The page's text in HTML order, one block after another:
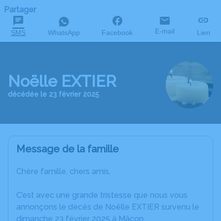
Partager
SMS WhatsApp Facebook E-mail Lien
Noëlle EXTIER
décédée le 23 février 2025
Message de la famille
Chère famille, chers amis,
C’est avec une grande tristesse que nous vous
annonçons le décès de Noëlle EXTIER survenu le
dimanche 23 février 2025 à Mâcon.